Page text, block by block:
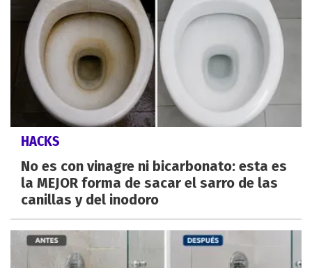
HACKS
No es con vinagre ni bicarbonato: esta es
la MEJOR forma de sacar el sarro de las
canillas y del inodoro